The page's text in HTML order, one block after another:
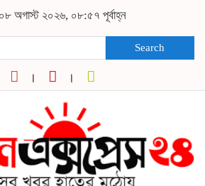
অগাস্ট ২০২৬, ০৮:৫৭ পূর্বাহ্ন
Search